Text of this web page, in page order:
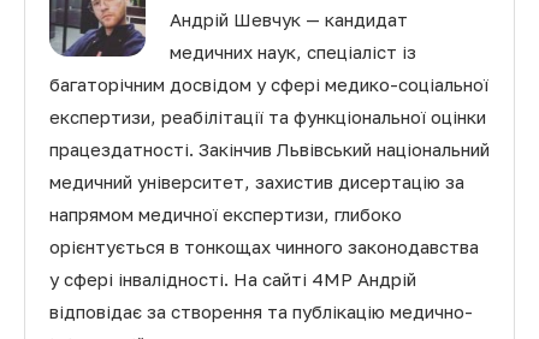
Андрій Шевчук — кандидат
медичних наук, спеціаліст із
багаторічним досвідом у сфері медико-соціальної
експертизи, реабілітації та функціональної оцінки
працездатності. Закінчив Львівський національний
медичний університет, захистив дисертацію за
напрямом медичної експертизи, глибоко
орієнтується в тонкощах чинного законодавства
у сфері інвалідності. На сайті 4MP Андрій
відповідає за створення та публікацію медично-